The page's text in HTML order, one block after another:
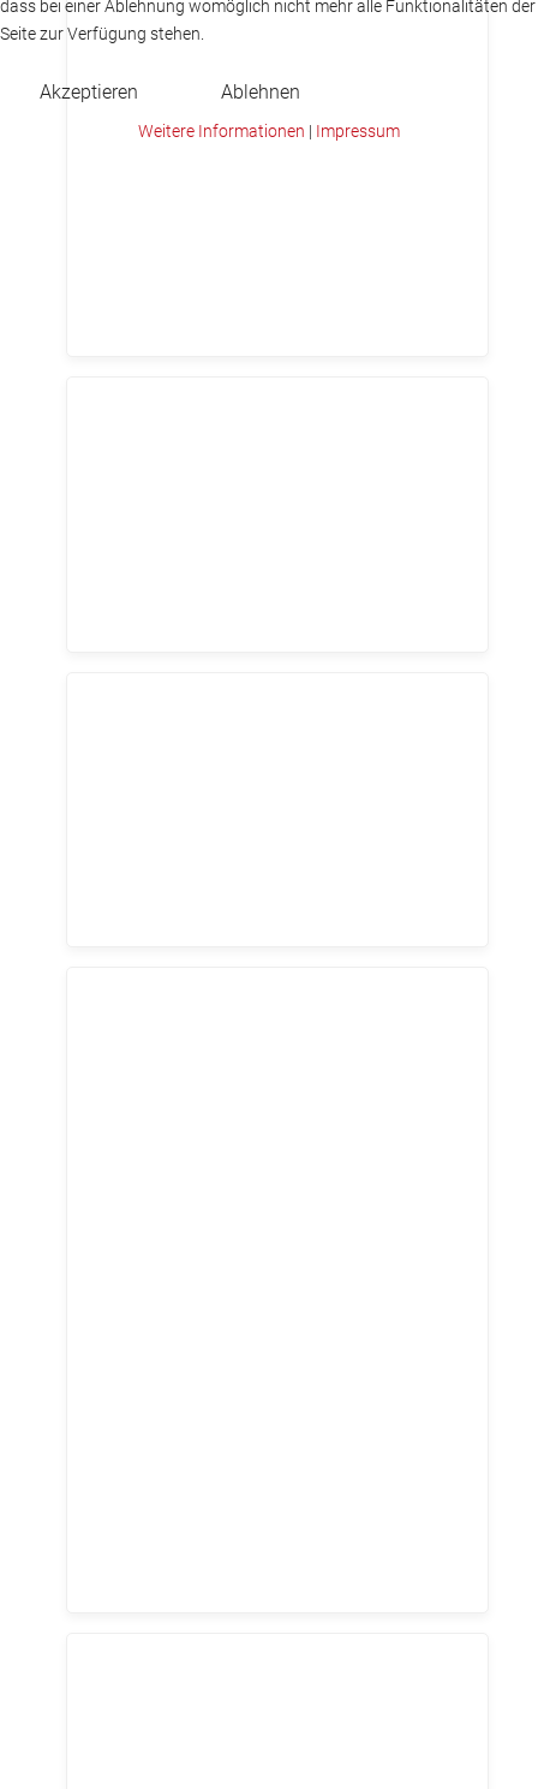
dass bei einer Ablehnung womöglich nicht mehr alle Funktionalitäten der
Seite zur Verfügung stehen.
Akzeptieren Ablehnen
Weitere Informationen | Impressum